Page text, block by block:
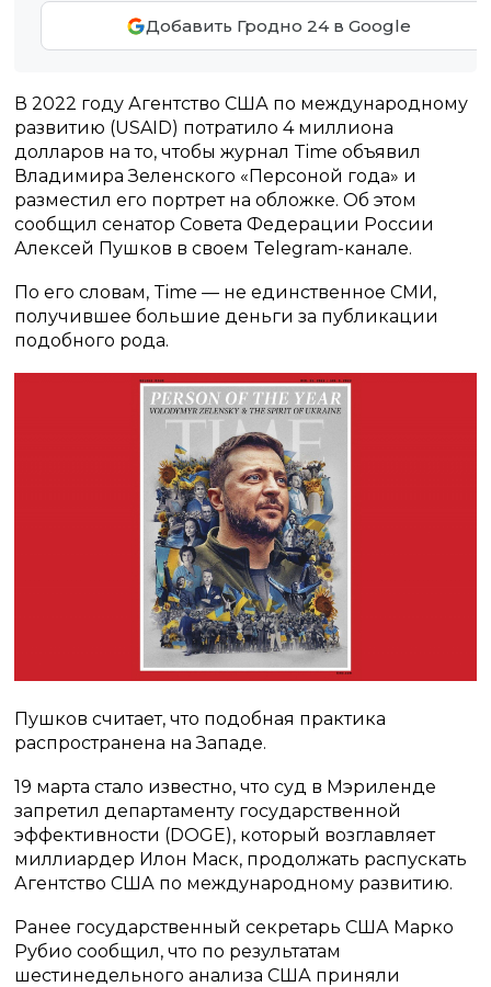
Добавить Гродно 24 в Google
В 2022 году Агентство США по международному
развитию (USAID) потратило 4 миллиона
долларов на то, чтобы журнал Time объявил
Владимира Зеленского «Персоной года» и
разместил его портрет на обложке. Об этом
сообщил сенатор Совета Федерации России
Алексей Пушков в своем Telegram-канале.
По его словам, Time — не единственное СМИ,
получившее большие деньги за публикации
подобного рода.
Пушков считает, что подобная практика
распространена на Западе.
19 марта стало известно, что суд в Мэриленде
запретил департаменту государственной
эффективности (DOGE), который возглавляет
миллиардер Илон Маск, продолжать распускать
Агентство США по международному развитию.
Ранее государственный секретарь США Марко
Рубио сообщил, что по результатам
шестинедельного анализа США приняли